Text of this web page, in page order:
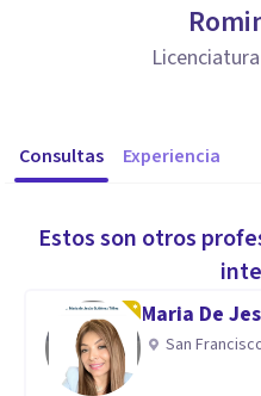
Consultas Experiencia
Estos son otros
Maria De
San